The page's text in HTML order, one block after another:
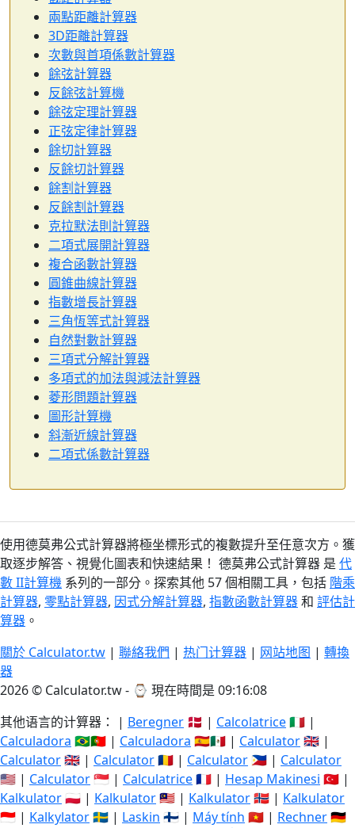
兩點距離計算器
3D距離計算器
次數與首項係數計算器
餘弦計算器
反餘弦計算機
餘弦定理計算器
正弦定律計算器
餘切計算器
反餘切計算器
餘割計算器
反餘割計算器
克拉默法則計算器
二項式展開計算器
複合函數計算器
圓錐曲線計算器
指數增長計算器
三角恆等式計算器
自然對數計算器
三項式分解計算器
多項式的加法與減法計算器
菱形問題計算器
圖形計算機
斜漸近線計算器
二項式係數計算器
使用德莫弗公式計算器將極坐標形式的複數提升至任意次方。獲
取逐步解答、視覺化圖表和快速結果！ 德莫弗公式計算器 是代
數 II計算機 系列的一部分。探索其他 57 個相關工具，包括 階乘
計算器, 零點計算器, 因式分解計算器, 指數函數計算器和 評估計
算器 。
關於 Calculator.tw | 聯絡我們 | 热门计算器 | 网站地图 | 轉換
器
2026 © Calculator.tw - ⌚ 現在時間是 09:16:09
其他语言的计算器： | Beregner 🇩🇰 | Calcolatrice🇮🇹 |
Calculadora 🇧🇷🇵🇹 | Calculadora 🇪🇸🇲🇽 | Calculator🇬🇧 |
Calculator🇬🇧 | Calculator🇷🇴 | Calculator 🇵🇭 | Calculator
🇺🇸 | Calculator🇸🇬 | Calculatrice🇫🇷 | Hesap Makinesi 🇹🇷 |
Kalkulator🇵🇱 | Kalkulator🇲🇾 | Kalkulator🇳🇴 | Kalkulator
🇮🇩 | Kalkylator🇸🇪 | Laskin 🇫🇮 | Máy tính 🇻🇳 | Rechner🇩🇪